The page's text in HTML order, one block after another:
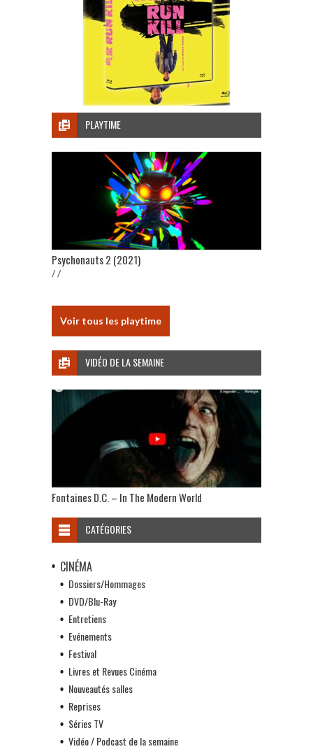
PLAYTIME
Psychonauts 2 (2021)
/ /
Voir tous les playtime
VIDÉO DE LA SEMAINE
Fontaines D.C. – In The Modern World
CATÉGORIES
CINÉMA
Dossiers/Hommages
DVD/Blu-Ray
Entretiens
Evénements
Festival
Livres et Revues Cinéma
Nouveautés salles
Reprises
Séries TV
Vidéo / Podcast de la semaine